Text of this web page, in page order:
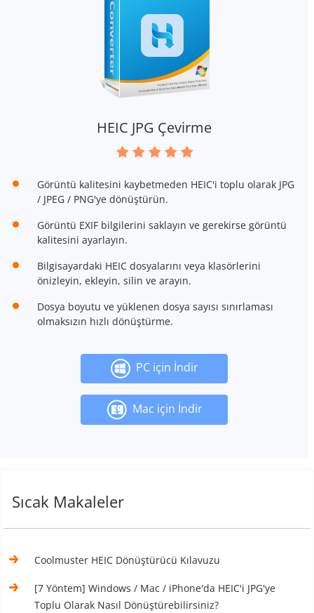
HEIC JPG Çevirme
Görüntü kalitesini kaybetmeden HEIC'i toplu olarak JPG
/ JPEG / PNG'ye dönüştürün.
Görüntü EXIF bilgilerini saklayın ve gerekirse görüntü
kalitesini ayarlayın.
Bilgisayardaki HEIC dosyalarını veya klasörlerini
önizleyin, ekleyin, silin ve arayın.
Dosya boyutu ve yüklenen dosya sayısı sınırlaması
olmaksızın hızlı dönüştürme.
PC için İndir
Mac için İndir
Sıcak Makaleler
Coolmuster HEIC Dönüştürücü Kılavuzu
[7 Yöntem] Windows / Mac / iPhone'da HEIC'i JPG'ye
Toplu Olarak Nasıl Dönüştürebilirsiniz?